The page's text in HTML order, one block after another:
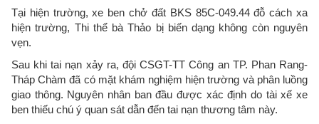
Tại hiện trường, xe ben chở đất BKS 85C-049.44 đỗ cách xa
hiện trường, Thi thể bà Thảo bị biến dạng không còn nguyên
vẹn.
Sau khi tai nạn xảy ra, đội CSGT-TT Công an TP. Phan Rang-
Tháp Chàm đã có mặt khám nghiệm hiện trường và phân luồng
giao thông. Nguyên nhân ban đầu được xác định do tài xế xe
ben thiếu chú ý quan sát dẫn đến tai nạn thương tâm này.